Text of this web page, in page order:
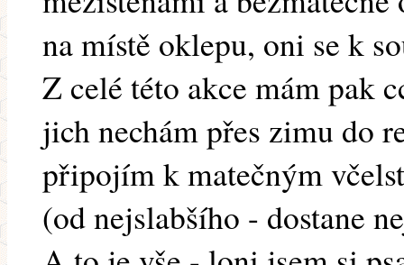
na místě oklepu, oni se k
Z celé této akce mám pak
jich nechám přes zimu do
připojím k matečným
(od nejslabšího - dostane